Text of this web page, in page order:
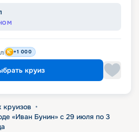
+1 000
круиз
круизов •
«Иван Бунин» с 29 июля по 3